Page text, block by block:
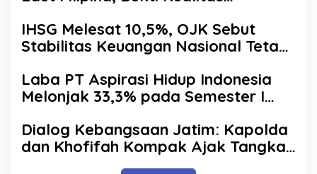
Internasional
IHSG Melesat 10,5%, OJK Sebut
Stabilitas Keuangan Nasional Tetap
Laba PT Aspirasi Hidup Indonesia
Melonjak 33,3% pada Semester I
hingga 276 Toko
Dialog Kebangsaan Jatim: Kapolda
dan Khofifah Kompak Ajak Tangkal
Hoaks demi Jaga Iklim Investasi